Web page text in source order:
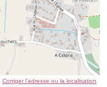
Corriger l’adresse ou la localisation